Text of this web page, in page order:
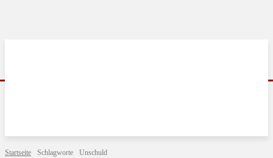
Startseite Schlagworte Unschuld